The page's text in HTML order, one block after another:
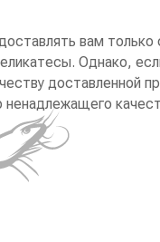
вам только
Однако,
доставленной